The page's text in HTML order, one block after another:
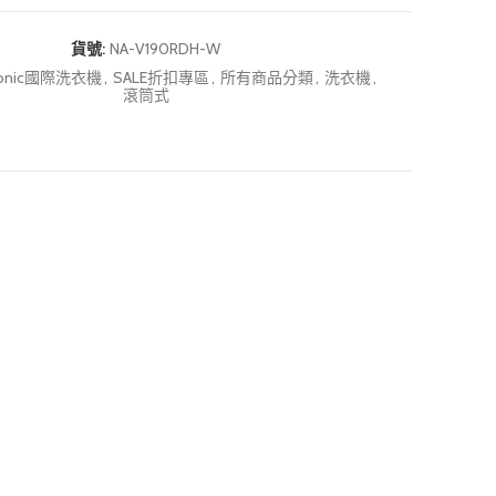
貨號: NA-V190RDH-W
國際洗衣機, SALE折扣專區, 所有商品分類, 洗衣機,
滾筒式